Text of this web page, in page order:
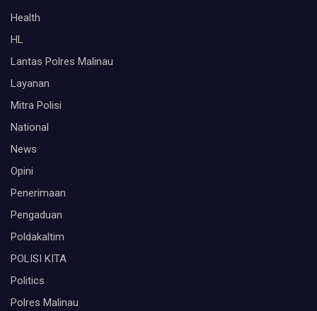
Health
HL
Lantas Polres Malinau
Layanan
Mitra Polisi
National
News
Opini
Penerimaan
Pengaduan
Poldakaltim
POLISI KITA
Politics
Polres Malinau